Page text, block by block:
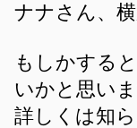
ナナさん、
もしかする
いかと思いま
詳しくは知